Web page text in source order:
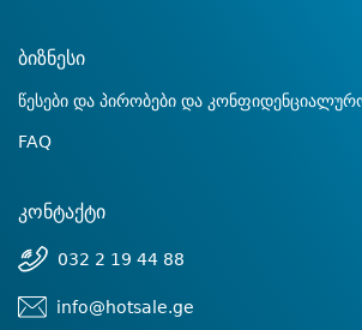
ბიზნესი
წესები და პირობები და
FAQ
კონტაქტი
032 2 19 44 88
info@hotsale.ge